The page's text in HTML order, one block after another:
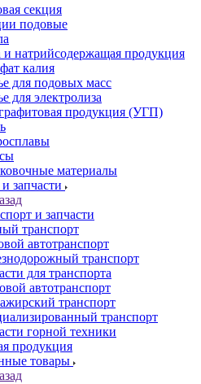
секция
подовые
и натрийсодержащая продукция
калия
для подовых масс
для электролиза
продукция (УГП)
материалы
запчасти
и запчасти
транспорт
автотранспорт
транспорт
для транспорта
автотранспорт
транспорт
транспорт
горной техники
продукция
товары